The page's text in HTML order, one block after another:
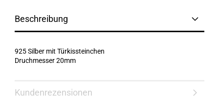
Beschreibung
925 Silber mit Türkissteinchen
Druchmesser 20mm
Kundenrezensionen